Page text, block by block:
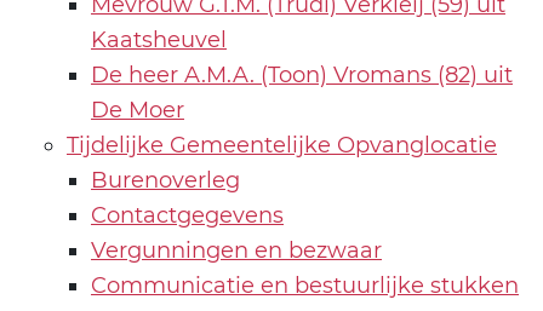
Kaatsheuvel
De heer A.M.A. (Toon) Vromans (82) uit
De Moer
Tijdelijke Gemeentelijke Opvanglocatie
Burenoverleg
Contactgegevens
Vergunningen en bezwaar
Communicatie en bestuurlijke stukken